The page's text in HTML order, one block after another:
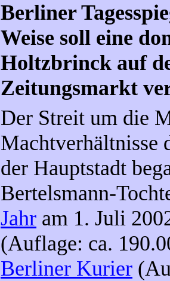
Berliner
Weise soll eine
Holtzbrinck auf
Zeitungsmarkt
Der Streit um die
Machtverhältnisse
der Hauptstadt
Bertelsmann-
Jahr am 1. Juli
(Auflage: ca.
Berliner Kurier